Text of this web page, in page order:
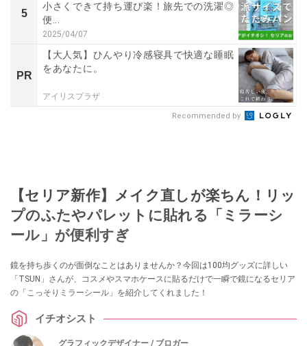
5
小さくできて持ち運び楽！旅先での洗濯◎
便...
2025/04/07
PR
【大人気】ひんやり冷感寝具で快適な睡眠
をあなたに。
アイリスプラザ
Recommended by
【セリア新作】メイク直しが楽ちん！リッ
プのふたやパレットに貼れる「ミラーシ
ール」が便利すぎ
鏡を持ち歩くのが面倒なことはありませんか？今回は100均グッズに詳しい
「TSUN」さんが、コスメやスマホケースに貼るだけで一瞬で鏡になるセリア
の「こっそりミラーシール」を紹介してくれました！
イチオシスト
グラフィックデザイナー / ブロガー